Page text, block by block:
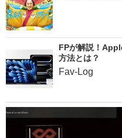
FPが解説！
方法とは？
Fav-Log